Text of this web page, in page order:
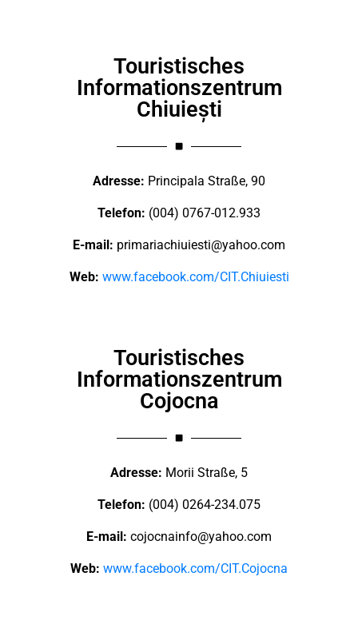
Touristisches
Informationszentrum
Chiuiești
Adresse: Principala Straße, 90
Telefon: (004) 0767-012.933
E-mail: primariachiuiesti@yahoo.com
Web: www.facebook.com/CIT.Chiuiesti
Touristisches
Informationszentrum
Cojocna
Adresse: Morii Straße, 5
Telefon: (004) 0264-234.075
E-mail: cojocnainfo@yahoo.com
Web: www.facebook.com/CIT.Cojocna